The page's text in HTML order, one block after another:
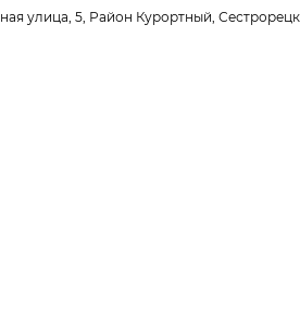
улица, 5, Район Курортный,